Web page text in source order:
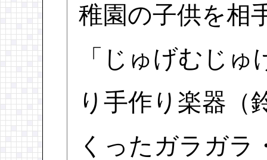
稚園の子供を相
「じゅげむじ
り手作り楽器（
くったガラガラ